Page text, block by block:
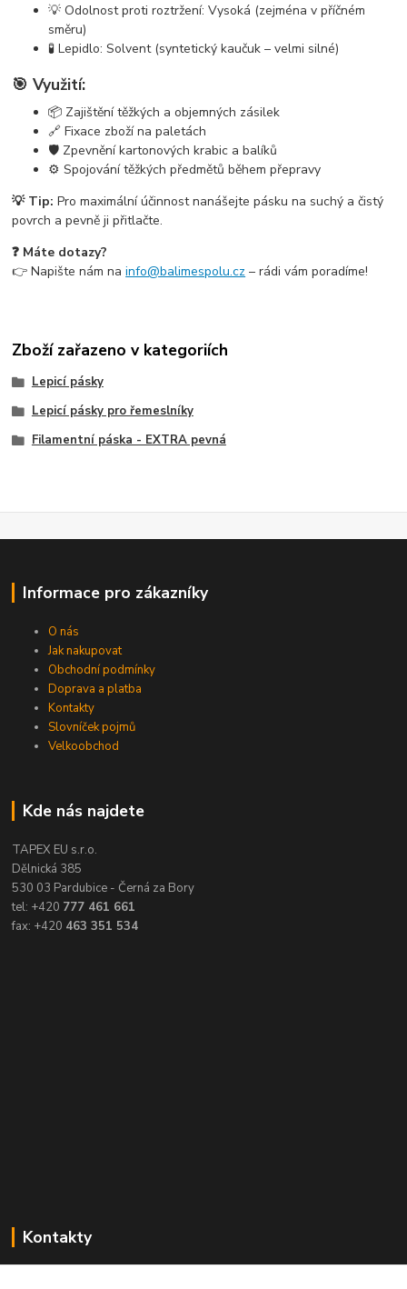
💡 Odolnost proti roztržení: Vysoká (zejména v příčném
směru)
🧪 Lepidlo: Solvent (syntetický kaučuk – velmi silné)
🎯 Využití:
📦 Zajištění těžkých a objemných zásilek
🔗 Fixace zboží na paletách
🛡️ Zpevnění kartonových krabic a balíků
⚙️ Spojování těžkých předmětů během přepravy
💡 Tip: Pro maximální účinnost nanášejte pásku na suchý a čistý
povrch a pevně ji přitlačte.
❓ Máte dotazy?
👉 Napište nám nainfo@balimespolu.cz – rádi vám poradíme!
Zboží zařazeno v kategoriích
Lepicí pásky
Lepicí pásky pro řemeslníky
Filamentní páska - EXTRA pevná
Informace pro zákazníky
O nás
Jak nakupovat
Obchodní podmínky
Doprava a platba
Kontakty
Slovníček pojmů
Velkoobchod
Kde nás najdete
TAPEX EU s.r.o.
Dělnická 385
530 03 Pardubice - Černá za Bory
tel: +420 777 461 661
fax: +420 463 351 534
Kontakty